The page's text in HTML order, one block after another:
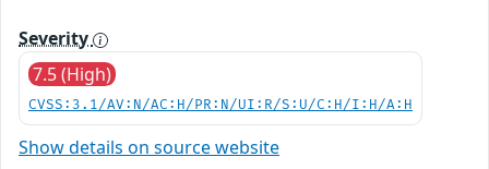
Severity
7.5 (High)
CVSS:3.1/AV:N/AC:H/PR:N/UI:R/S:U/C:H/I:H/A:H
Show details on source website